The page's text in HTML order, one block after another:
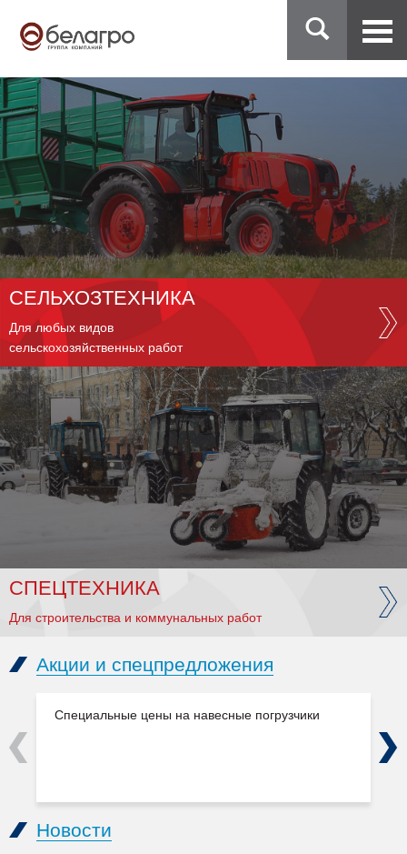
СЕЛЬХОЗТЕХНИКА
Для любых видов
сельскохозяйственных работ
СПЕЦТЕХНИКА
Для строительства и коммунальных работ
Акции и спецпредложения
Специальные цены на навесные погрузчики
Previous Next
Новости